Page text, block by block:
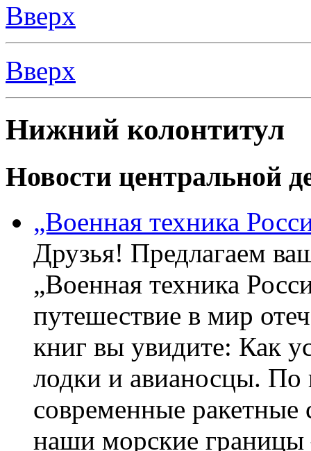
Вверх
Вверх
Нижний колонтитул
Новости центральной
„Военная техника
Друзья! Предлагаем
„Военная техника
путешествие в мир
книг вы увидите: Как
лодки и авианосцы.
современные ракетные
наши морские